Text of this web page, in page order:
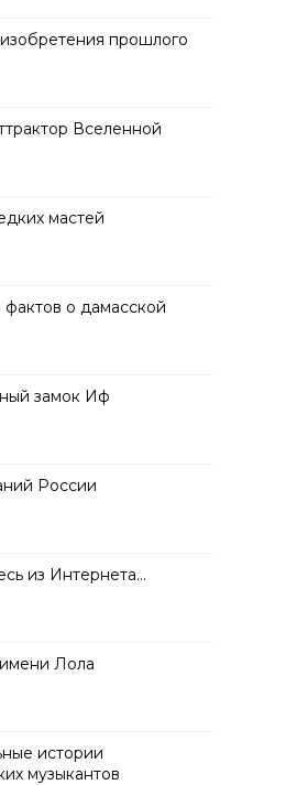
прошлого
Вселенной
мастей
фактов о дамасской
замок Иф
России
из Интернета…
Лола
истории
музыкантов